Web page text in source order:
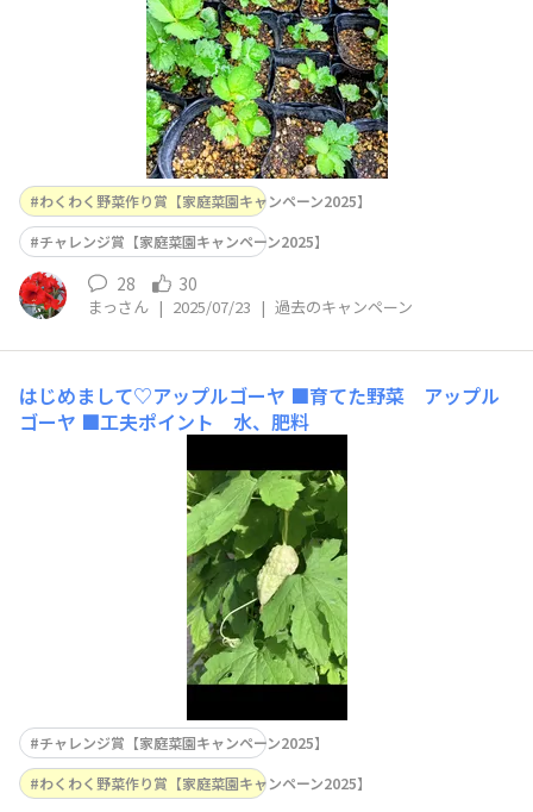
わくわく野菜作り賞【家庭菜園キャンペーン2025】
チャレンジ賞【家庭菜園キャンペーン2025】
28 30
まっさん | 2025/07/23 | 過去のキャンペーン
はじめまして♡アップルゴーヤ ■育てた野菜 アップル
ゴーヤ ■工夫ポイント 水、肥料
チャレンジ賞【家庭菜園キャンペーン2025】
わくわく野菜作り賞【家庭菜園キャンペーン2025】